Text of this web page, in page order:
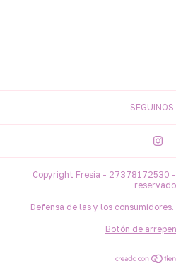
SEGUINOS
Copyright Fresia - 27378172530
Defensa de las y los
Botón de